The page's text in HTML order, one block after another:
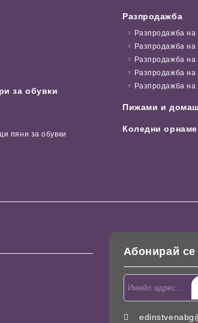
за обувки
пяни за обувки
Разпродажба
Разпродажба на
Разпродажба на
Разпродажба на
Разпродажба на
Разпродажба на
Пижами и
Коледни
Абонирай